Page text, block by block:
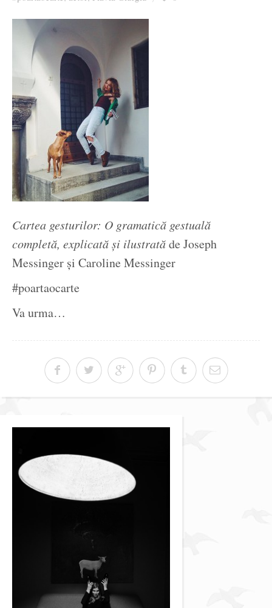
Ziua culorii
Cartea gesturilor: O gramatică gestuală
completă, explicată şi ilustratăde Joseph
Messinger și Caroline Messinger
#poartaocarte
Va urma…